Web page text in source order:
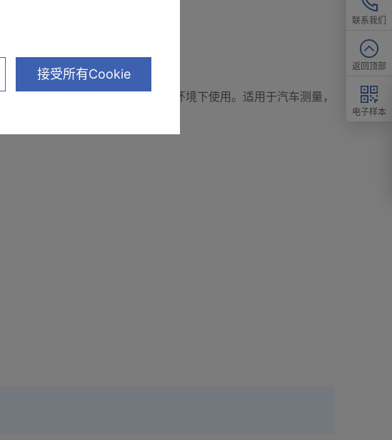
，可在－40℃～＋85℃的环境下使用。适用于汽车测量，
联系我们
返回顶部
电子样本
接受所有Cookie